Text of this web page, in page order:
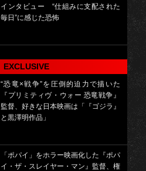
インタビュー “仕組みに支配された
毎日”に感じた恐怖
EXCLUSIVE
“恐竜×戦争”を圧倒的迫力で描いた
『プリミティヴ・ウォー 恐竜戦争』
監督、好きな日本映画は「『ゴジラ』
と黒澤明作品」
「ポパイ」をホラー映画化した『ポパ
イ・ザ・スレイヤー・マン』監督、権